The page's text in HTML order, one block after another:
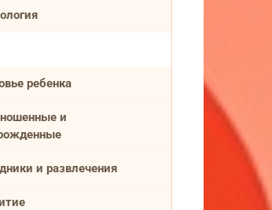
ребенка
и
и развлечения